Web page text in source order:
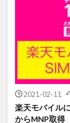
2021-02-11
楽天モバイル
からMNP取得